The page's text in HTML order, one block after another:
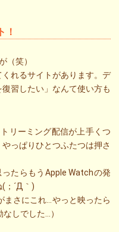
！
（笑）
れるサイトがあります。デ
習したい」なんて使い方も
リーミング配信が上手くつ
っぱりひとつふたつは押さ
ったらもうApple Watchの発
(；´Д｀)
まさにこれ…やっと映ったら
しでした…）